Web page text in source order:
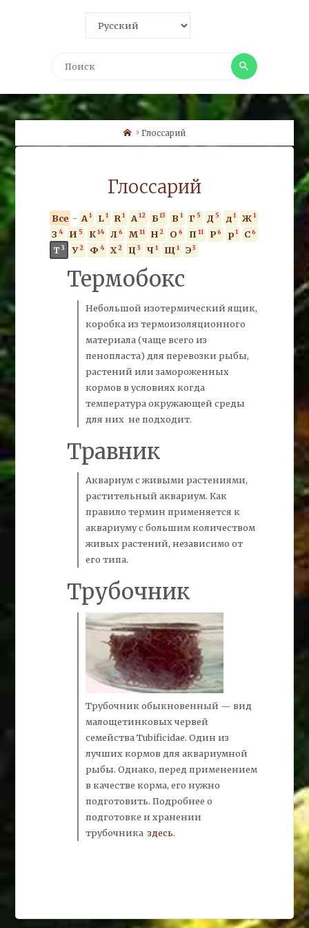
Поиск
HomeГлоссарий
Глоссарий
Все - A 1 L 1 R 1 А 12 Б 13 В 1 Г 5 Д 5 д 1 Ж 1
З 4 И 5 К 14 Л 6 М 11 Н 2 О 6 П 11 Р 6 р 1 С 6
Т 3 У 2 Ф 4 Х 2 Ц 3 Ч 1 Щ 1 Э 3
Термобокс
Небольшой изотермический ящик,
коробка из термоизоляционного
материала (чаще всего из
пенопласта) для перевозки рыбы,
растений или замороженных
кормов в условиях когда
температура окружающей среды
для них не подходит.
Травник
Аквариум с живыми растениями,
растительный аквариум. Как
правило термин применяется к
аквариуму с большим количеством
живых растений, независимо от
его типа.
Трубочник
Трубочникобыкновенный — вид
малощетинковых червей
семейства Tubificidae. Один из
лучших кормов для аквариумной
рыбы. Однако, перед применением
в качестве корма, его нужно
подготовить. Подробнее о
подготовке и хранении
трубочниказдесь.